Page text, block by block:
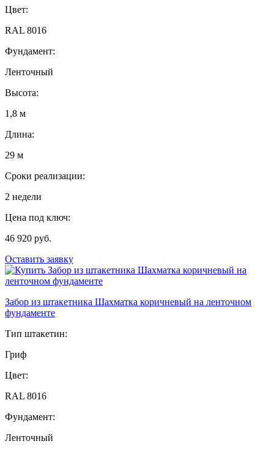
Цвет:
RAL 8016
Фундамент:
Ленточный
Высота:
1,8 м
Длина:
29 м
Сроки реализации:
2 недели
Цена под ключ:
46 920 руб.
Оставить заявку
Забор из штакетника Шахматка коричневый на ленточном
фундаменте
Тип штакетин:
Гриф
Цвет:
RAL 8016
Фундамент:
Ленточный